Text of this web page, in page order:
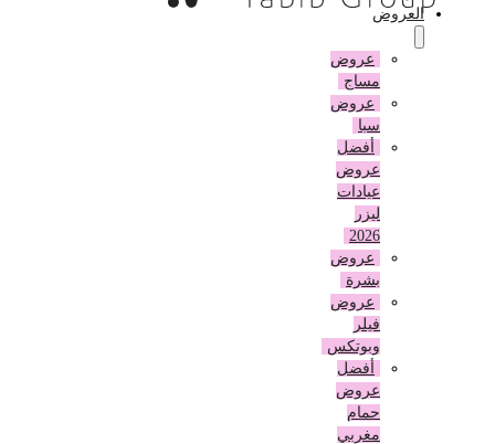
العروض
عروض
مساج
عروض
أفضل
عروض
عيادات
عروض
بشرة
عروض
وبوتكس
أفضل
عروض
حمام
مغربي